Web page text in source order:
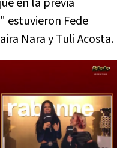
estuvieron Fede
Nara y Tuli Acosta.